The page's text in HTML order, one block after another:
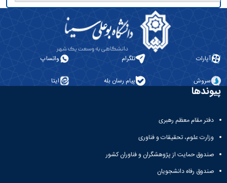
آپارات تلگرام واتساپ
سروش پیام رسان بله ایتا
پیوندها
دفتر مقام معظم رهبری
وزارت علوم، تحقیقات و فناوری
صندوق حمایت از پژوهشگران و فناوران کشور
صندوق رفاه دانشجویان